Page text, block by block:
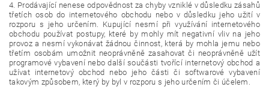
4. Prodávající nenese odpovědnost za chyby vzniklé v důsledku zásahů
třetích osob do internetového obchodu nebo v důsledku jeho užití v
rozporu s jeho určením. Kupující nesmí při využívání internetového
obchodu používat postupy, které by mohly mít negativní vliv na jeho
provoz a nesmí vykonávat žádnou činnost, která by mohla jemu nebo
třetím osobám umožnit neoprávněně zasahovat či neoprávněně užít
programové vybavení nebo další součásti tvořící internetový obchod a
užívat internetový obchod nebo jeho části či softwarové vybavení
takovým způsobem, který by byl v rozporu s jeho určením či účelem.